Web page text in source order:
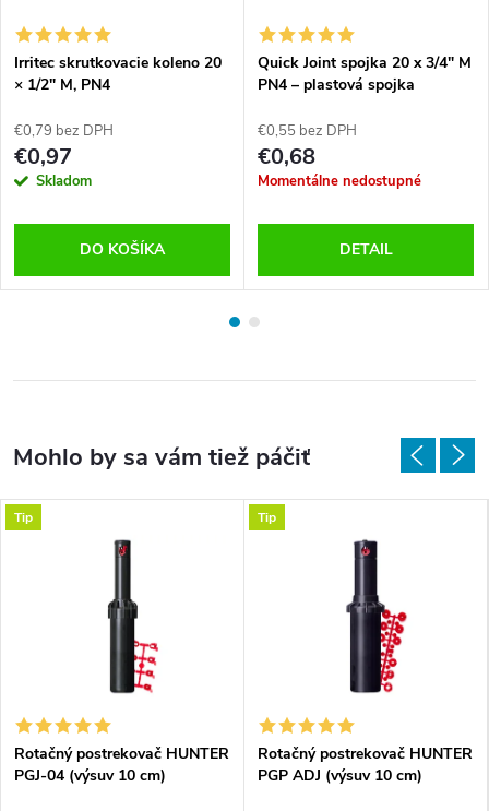
Irritec skrutkovacie koleno 20
× 1/2" M, PN4
€0,79 bez DPH
€0,97
Skladom
DO KOŠÍKA
Quick Joint spojka 20 x 3/4" M
PN4 – plastová spojka
€0,55 bez DPH
€0,68
Momentálne nedostupné
DETAIL
Tip
Rotačný postrekovač HUNTER
PGJ-04 (výsuv 10 cm)
Tip
Rotačný postrekovač HUNTER
PGP ADJ (výsuv 10 cm)